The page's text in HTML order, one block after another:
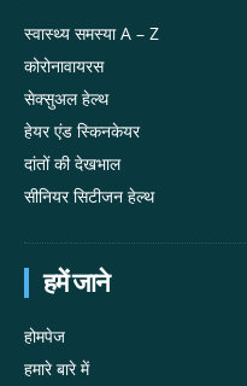
स्वास्थ्य समस्या A – Z
कोरोनावायरस
सेक्सुअल हेल्थ
हेयर एंड स्किनकेयर
दांतों की देखभाल
सीनियर सिटीजन हेल्थ
हमें जाने
होमपेज
हमारे बारे में